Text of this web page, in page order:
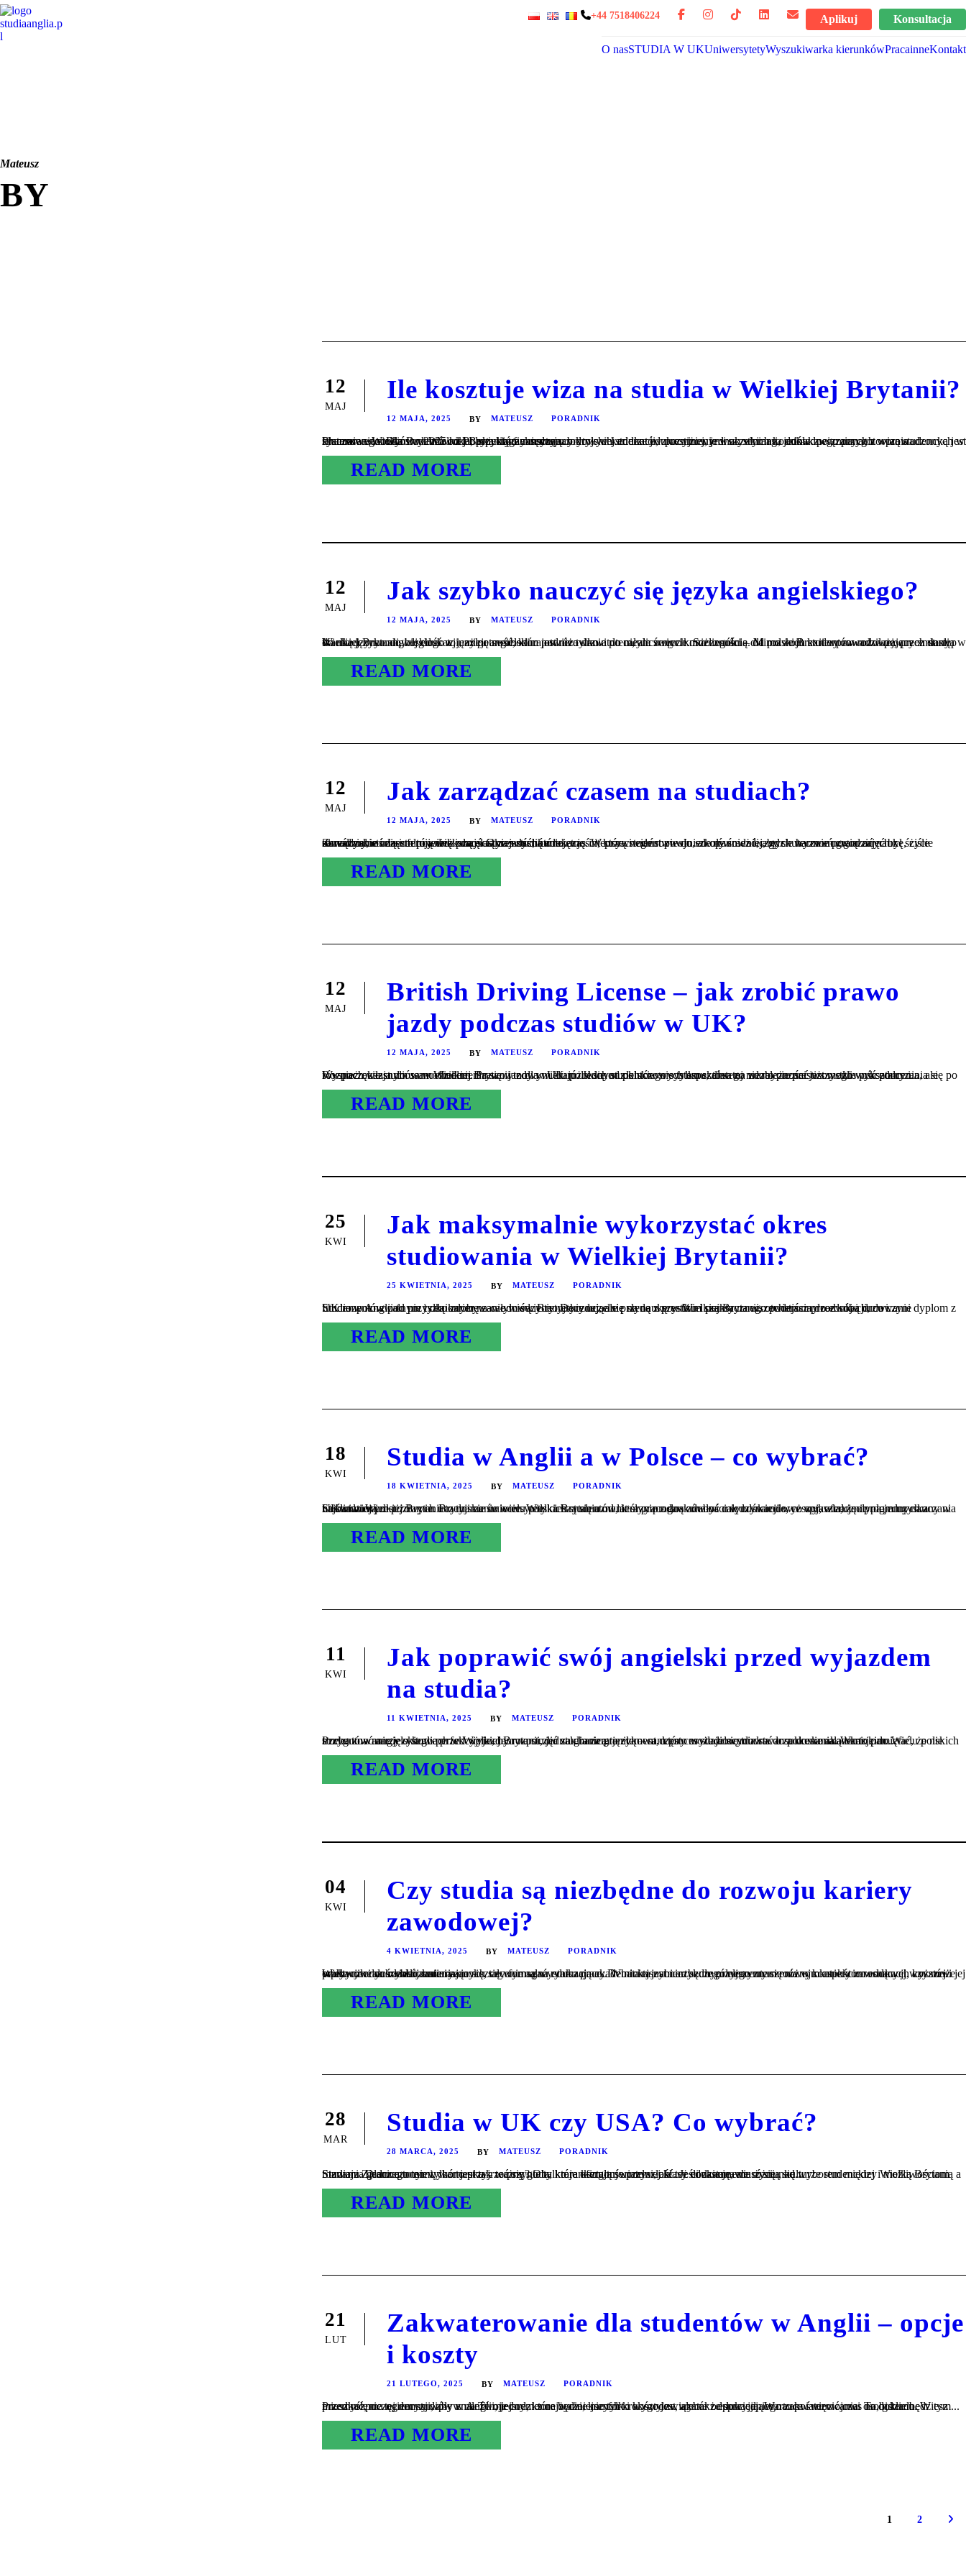
+44 7518406224 Aplikuj Konsultacja
O nasSTUDIA W UKUniwersytetyWyszukiwarka kierunkówPracainneKontakt
Mateusz
BY
12
MAJ
Ile kosztuje wiza na studia w Wielkiej Brytanii?
12 MAJA, 2025 BY MATEUSZ PORADNIK
Planowanie studiów w Wielkiej Brytanii to ekscytujący krok w karierze edukacyjnej, jednak wymaga dokładnego przygotowania finansowego. Dla studentów z Polski, którzy marzą o brytyjskiej edukacji, zrozumienie wszystkich kosztów związanych z wizą studencką jest kluczowe. Wielka Brytania od lat przyciąga międzynarodowych studentów prestiżowymi uczelniami, jednak po zmianach wprowadzonych w systemie wizowym w 2025 roku, aspekty finansowe...
READ MORE
12
MAJ
Jak szybko nauczyć się języka angielskiego?
12 MAJA, 2025 BY MATEUSZ PORADNIK
Nauka języka angielskiego to umiejętność, która otwiera drzwi do niezliczonych możliwości – od rozwoju kariery zawodowej, przez dostęp do międzynarodowej edukacji, aż po swobodne podróżowanie po całym świecie. Szczególnie dla polskich studentów rozważających studia w Wielkiej Brytanii, biegłość w języku angielskim jest nie tylko atutem, ale wręcz koniecznością. Mimo że Brexit wprowadził pewne zmiany w...
READ MORE
12
MAJ
Jak zarządzać czasem na studiach?
12 MAJA, 2025 BY MATEUSZ PORADNIK
Zarządzanie czasem to jedna z najważniejszych umiejętności, którą student powinien opanować, aby skutecznie pogodzić naukę, życie towarzyskie i często również pracę. Okres studiów to czas intensywnego rozwoju, ale również licznych wyzwań związanych z samodzielnością i odpowiedzialnością za własną edukację. W przeciwieństwie do szkoły średniej, gdzie harmonogram zajęć był ściśle określony, studia oferują większą elastyczność, która...
READ MORE
12
MAJ
British Driving License – jak zrobić prawo
jazdy podczas studiów w UK?
12 MAJA, 2025 BY MATEUSZ PORADNIK
Rozpoczęcie studiów w Wielkiej Brytanii to dla wielu polskich studentów nie tylko szansa na zdobycie prestiżowego wykształcenia, ale również okazja do usamodzielnienia się w nowym kraju. Jednym z kluczowych aspektów tej niezależności jest możliwość poruszania się po Wyspach własnym samochodem. Prawo jazdy w UK różni się od polskiego systemu, dlatego warto poznać wszystkie procedury i...
READ MORE
25
KWI
Jak maksymalnie wykorzystać okres
studiowania w Wielkiej Brytanii?
25 KWIETNIA, 2025 BY MATEUSZ PORADNIK
Studia w Anglii to nie tylko zdobywanie wiedzy teoretycznej, ale przede wszystkim szansa na wszechstronny rozwój i budowanie fundamentów pod przyszłą karierę zawodową. Brytyjskie uczelnie słyną z prestiżu i praktycznego podejścia do edukacji, co czyni dyplom z UK rozpoznawalnym i cenionym na całym świecie. Decydując się na naukę w Wielkiej Brytanii, otwierasz przed sobą drzwi...
READ MORE
18
KWI
Studia w Anglii a w Polsce – co wybrać?
18 KWIETNIA, 2025 BY MATEUSZ PORADNIK
Studia w Wielkiej Brytanii to marzenie wielu polskich studentów, którzy pragną zdobyć międzynarodowe wykształcenie na jednych z najbardziej prestiżowych uczelni na świecie. Wielka Brytania od lat słynie z doskonałości w edukacji wyższej, oferując programy nauczania na światowym poziomie. Brytyjskie uniwersytety cieszą się uznaniem pracodawców na całym świecie, co sprawia, że dyplom uzyskany w UK otwiera...
READ MORE
11
KWI
Jak poprawić swój angielski przed wyjazdem
na studia?
11 KWIETNIA, 2025 BY MATEUSZ PORADNIK
Przygotowanie językowe przed wyjazdem na studia za granicą to element, który może zdecydować o sukcesie akademickim. Wielu polskich studentów marzy o studiach w Wielkiej Brytanii, jednak bariera językowa często wydaje się trudna do pokonania. Warto pamiętać, że nie trzeba znać angielskiego perfekcyjnie, by rozpocząć studia za granicą – sam proces studiowania stwarza doskonałą okazję do...
READ MORE
04
KWI
Czy studia są niezbędne do rozwoju kariery
zawodowej?
4 KWIETNIA, 2025 BY MATEUSZ PORADNIK
Wielu młodych ludzi zastanawia się, czy formalna edukacja akademicka jest niezbędnym elementem rozwoju kariery zawodowej, czy może praktyczne doświadczenie i samokształcenie są wystarczające. Debata ta nabiera szczególnego znaczenia w kontekście rosnących kosztów edukacji oraz szybko zmieniających się wymagań rynku pracy. W niniejszym artykule przyjrzymy się różnym aspektom edukacji wyższej i jej wpływowi na rozwój kariery...
READ MORE
28
MAR
Studia w UK czy USA? Co wybrać?
28 MARCA, 2025 BY MATEUSZ PORADNIK
Studia za granicą to nie tylko nauka – to przygoda, która kształtuje przyszłość. Jeśli zastanawiasz się nad wyborem między Wielką Brytanią a Stanami Zjednoczonymi, warto przyjrzeć się nie tylko rankingom uczelni, ale też codziennemu życiu, kulturze studenckiej i możliwościom rozwoju. Dlaczego ten wybór jest tak ważny? Oba kraje oferują światowej klasy edukację, ale różnią się...
READ MORE
21
LUT
Zakwaterowanie dla studentów w Anglii – opcje
i koszty
21 LUTEGO, 2025 BY MATEUSZ PORADNIK
Przed rozpoczęciem studiów w Anglii, jednym z najważniejszych kroków jest wybór odpowiedniego zakwaterowania. To, gdzie będziesz mieszkać, ma ogromny wpływ na Twoje codzienne życie, komfort i koszty związane z edukacją. Warto poświęcić czas na dokładne przemyślenie tej decyzji, aby znaleźć miejsce, które będzie nie tylko wygodne, ale także sprzyjające nauce i rozwojowi osobistemu. W tym...
READ MORE
1 2